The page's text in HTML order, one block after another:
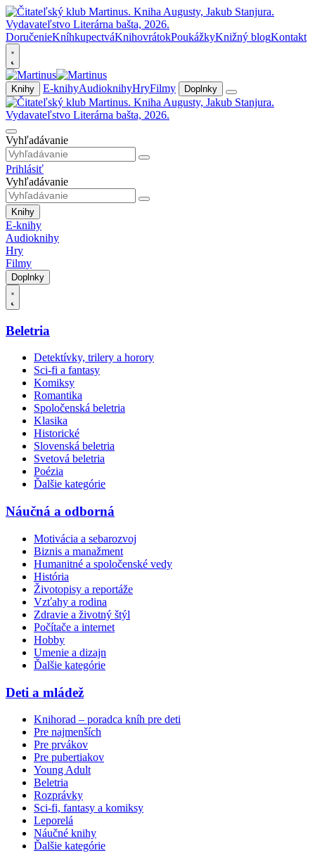
DoručenieKníhkupectváKnihovrátokPoukážkyKnižný blogKontakt
Knihy E-knihyAudioknihyHryFilmy Doplnky
Vyhľadávanie
Prihlásiť
Vyhľadávanie
Knihy
E-knihy
Audioknihy
Hry
Filmy
Doplnky
Beletria
Detektívky, trilery a horory
Sci-fi a fantasy
Komiksy
Romantika
Spoločenská beletria
Klasika
Historické
Slovenská beletria
Svetová beletria
Poézia
Ďalšie kategórie
Náučná a odborná
Motivácia a sebarozvoj
Biznis a manažment
Humanitné a spoločenské vedy
História
Životopisy a reportáže
Vzťahy a rodina
Zdravie a životný štýl
Počítače a internet
Hobby
Umenie a dizajn
Ďalšie kategórie
Deti a mládež
Knihorad – poradca kníh pre deti
Pre najmenších
Pre prvákov
Pre pubertiakov
Young Adult
Beletria
Rozprávky
Sci-fi, fantasy a komiksy
Leporelá
Náučné knihy
Ďalšie kategórie